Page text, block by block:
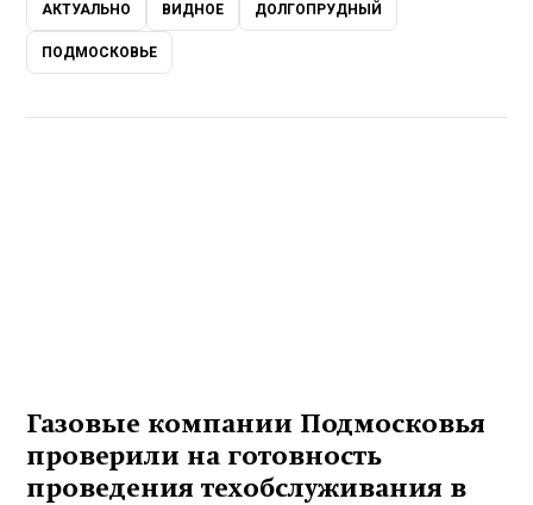
АКТУАЛЬНО ВИДНОЕ ДОЛГОПРУДНЫЙ
ПОДМОСКОВЬЕ
Газовые компании Подмосковья
проверили на готовность
проведения техобслуживания в